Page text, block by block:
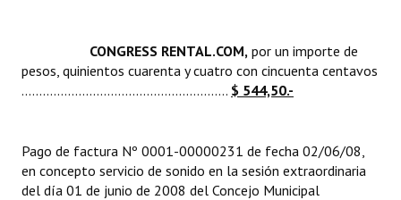
Periodistas Decanos - Registro
Ciudadano Ilustre - Registro
Huéspedes de Honor - Registro
CONGRESS RENTAL.COM, por un importe de
pesos, quinientos cuarenta y cuatro con cincuenta centavos
.......................................................... $ 544,50.-
Pago de factura Nº 0001-00000231 de fecha 02/06/08,
en concepto servicio de sonido en la sesión extraordinaria
del día 01 de junio de 2008 del Concejo Municipal